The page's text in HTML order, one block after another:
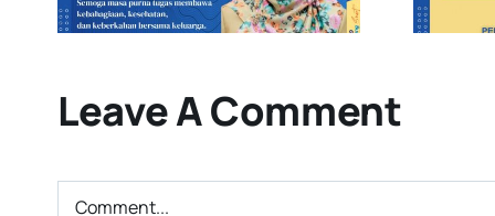
Depan
Leave A Comment
Comment